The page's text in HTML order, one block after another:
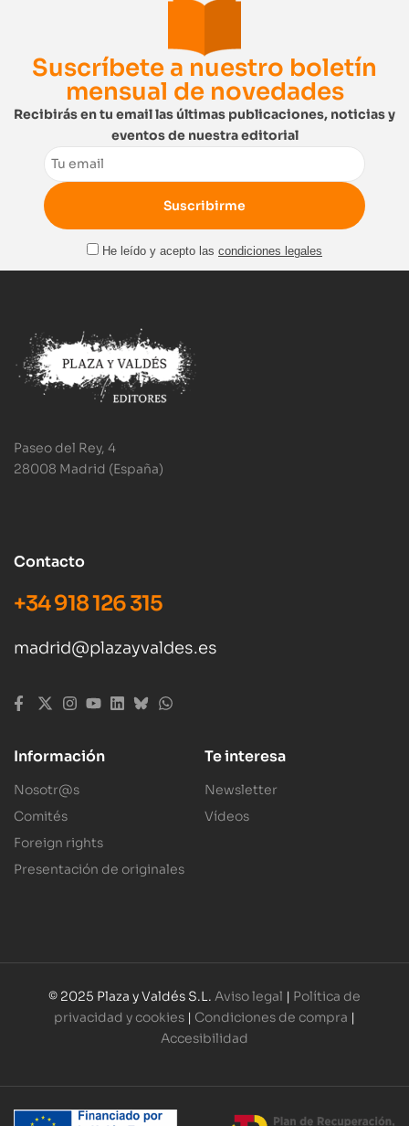
Suscríbete a nuestro boletín
mensual de novedades
Recibirás en tu email las últimas publicaciones, noticias y
eventos de nuestra editorial
Email
He leído y acepto las condiciones legales
Paseo del Rey, 4
28008 Madrid (España)
Contacto
+34 918 126 315
madrid@plazayvaldes.es
Información
Nosotr@s
Comités
Foreign rights
Presentación de originales
Te interesa
Newsletter
Vídeos
© 2025 Plaza y Valdés S.L. Aviso legal | Política de
privacidad y cookies | Condiciones de compra |
Accesibilidad